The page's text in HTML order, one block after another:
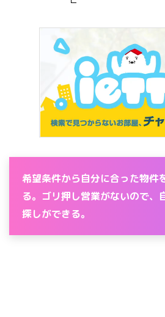
希望条件から自分に合った物件
る。ゴリ押し営業がないので、
探しができる。